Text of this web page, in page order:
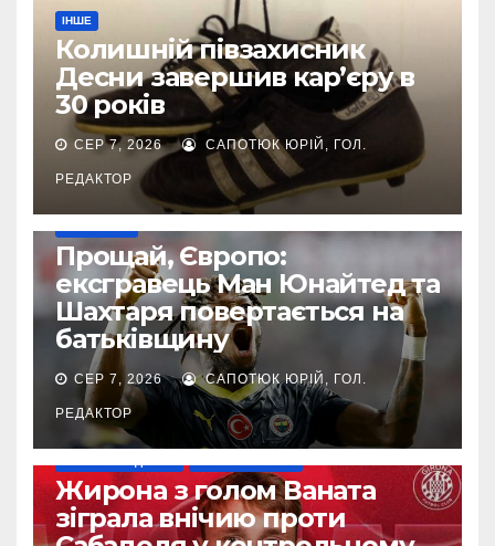
ІНШЕ
Колишній півзахисник
Десни завершив кар’єру в
30 років
СЕР 7, 2026 САПОТЮК ЮРІЙ, ГОЛ.
РЕДАКТОР
Прощай, Європо:
ексгравець Ман Юнайтед та
Шахтаря повертається на
батьківщину
СЕР 7, 2026 САПОТЮК ЮРІЙ, ГОЛ.
РЕДАКТОР
Жирона з голом Ваната
зіграла внічию проти